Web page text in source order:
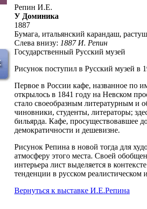
Репин И.Е.
У Доминика
1887
Бумага, итальянский карандаш,
Слева внизу: 1887 И. Репин
Государственный Русский музей
Рисунок поступил в Русский музей в
Первое в России кафе, названное по
открылось в 1841 году на Невском
стало своеобразным литературным и
чиновники, студенты, литераторы;
бильярда. Кафе, просуществовавшее
демократичности и дешевизне.
Рисунок Репина в новой тогда для
атмосферу этого места. Своей
интерьера лист выделяется в
тенденции в русском реалистическом
Вернуться к выставке И.Е.Репина